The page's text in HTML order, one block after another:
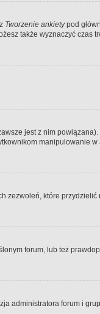
Tworzenie ankietypod
także wyznaczyć czas
jest z nim powiązana).
manipulowanie
zezwoleń, które
forum, lub też
administratora forum i